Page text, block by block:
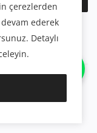
- Tüm Hakları
çerezlerden
ederek
Detaylı